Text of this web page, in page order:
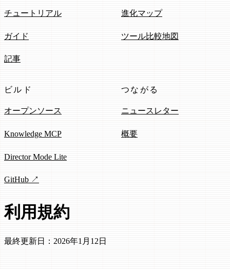
チュートリアル
ガイド
記事
進化マップ
ツール比較地図
ビルド
オープンソース
Knowledge MCP
Director Mode Lite
GitHub ↗
つながる
ニュースレター
概要
利用規約
最終更新日：2026年1月12日